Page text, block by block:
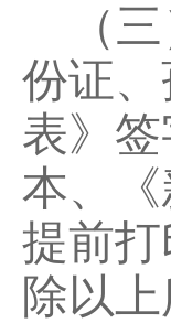
（三
份证
表》签
本、
提前
除以